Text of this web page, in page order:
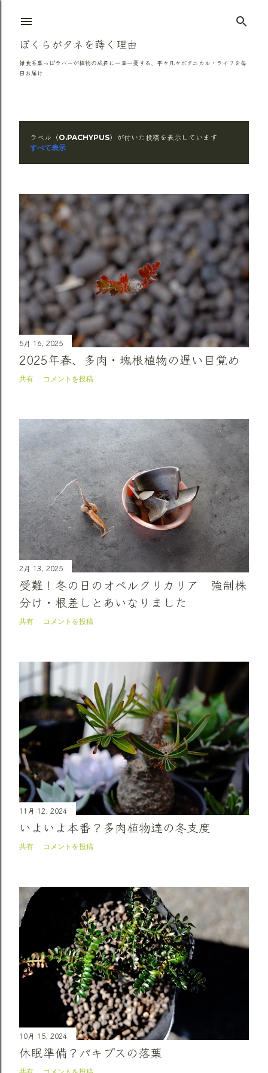
スキップしてメイン コンテンツに移動
ぼくらがタネを蒔く理由
雑食系葉っぱラバーが植物の成長に一喜一憂する、平々凡々ボタニカル・ライフを毎
日お届け
投
ラベル（O.PACHYPUS）が付いた投稿を表示しています
すべて表示
5月 16, 2025
2025年春、多肉・塊根植物の遅い目覚め
共有 コメントを投稿
2月 13, 2025
受難！冬の日のオペルクリカリア 強制株
分け・根差しとあいなりました
共有 コメントを投稿
11月 12, 2024
いよいよ本番？多肉植物達の冬支度
共有 コメントを投稿
10月 15, 2024
休眠準備？パキプスの落葉